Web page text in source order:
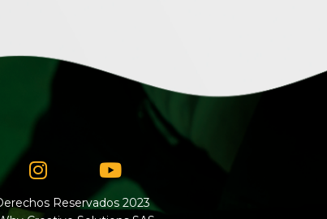
InstagramYoutube
Reservados 2023